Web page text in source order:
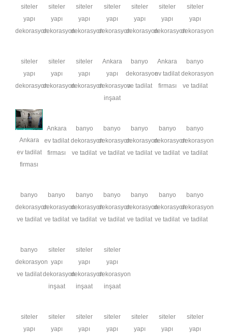
siteler
yapı
dekorasyon
siteler
yapı
dekorasyon
siteler
yapı
dekorasyon
siteler
yapı
dekorasyon
siteler
yapı
dekorasyon
siteler
yapı
dekorasyon
siteler
yapı
dekorasyon
siteler
yapı
dekorasyon
siteler
yapı
dekorasyon
siteler
yapı
dekorasyon
Ankara
yapı
dekorasyon
inşaat
banyo
dekorasyon
ve tadilat
Ankara
ev tadilat
firması
banyo
dekorasyon
ve tadilat
Ankara
ev tadilat
firması
Ankara
ev tadilat
firması
banyo
dekorasyon
ve tadilat
banyo
dekorasyon
ve tadilat
banyo
dekorasyon
ve tadilat
banyo
dekorasyon
ve tadilat
banyo
dekorasyon
ve tadilat
banyo
dekorasyon
ve tadilat
banyo
dekorasyon
ve tadilat
banyo
dekorasyon
ve tadilat
banyo
dekorasyon
ve tadilat
banyo
dekorasyon
ve tadilat
banyo
dekorasyon
ve tadilat
banyo
dekorasyon
ve tadilat
banyo
dekorasyon
ve tadilat
siteler
yapı
dekorasyon
inşaat
siteler
yapı
dekorasyon
inşaat
siteler
yapı
dekorasyon
inşaat
siteler
yapı
siteler
yapı
siteler
yapı
siteler
yapı
siteler
yapı
siteler
yapı
siteler
yapı